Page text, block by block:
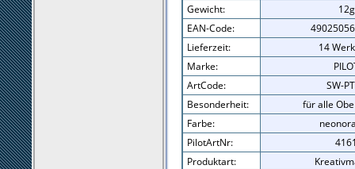
Gewicht:
12g
EAN-Code:
Lieferzeit:
14
Marke:
ArtCode:
SW-
Besonderheit:
für alle
Farbe:
PilotArtNr:
Produktart: